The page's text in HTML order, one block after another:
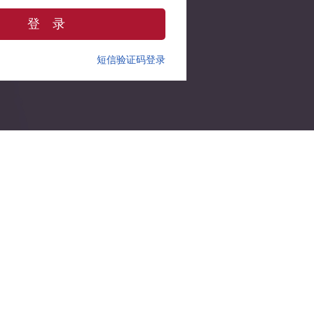
登 录
短信验证码登录